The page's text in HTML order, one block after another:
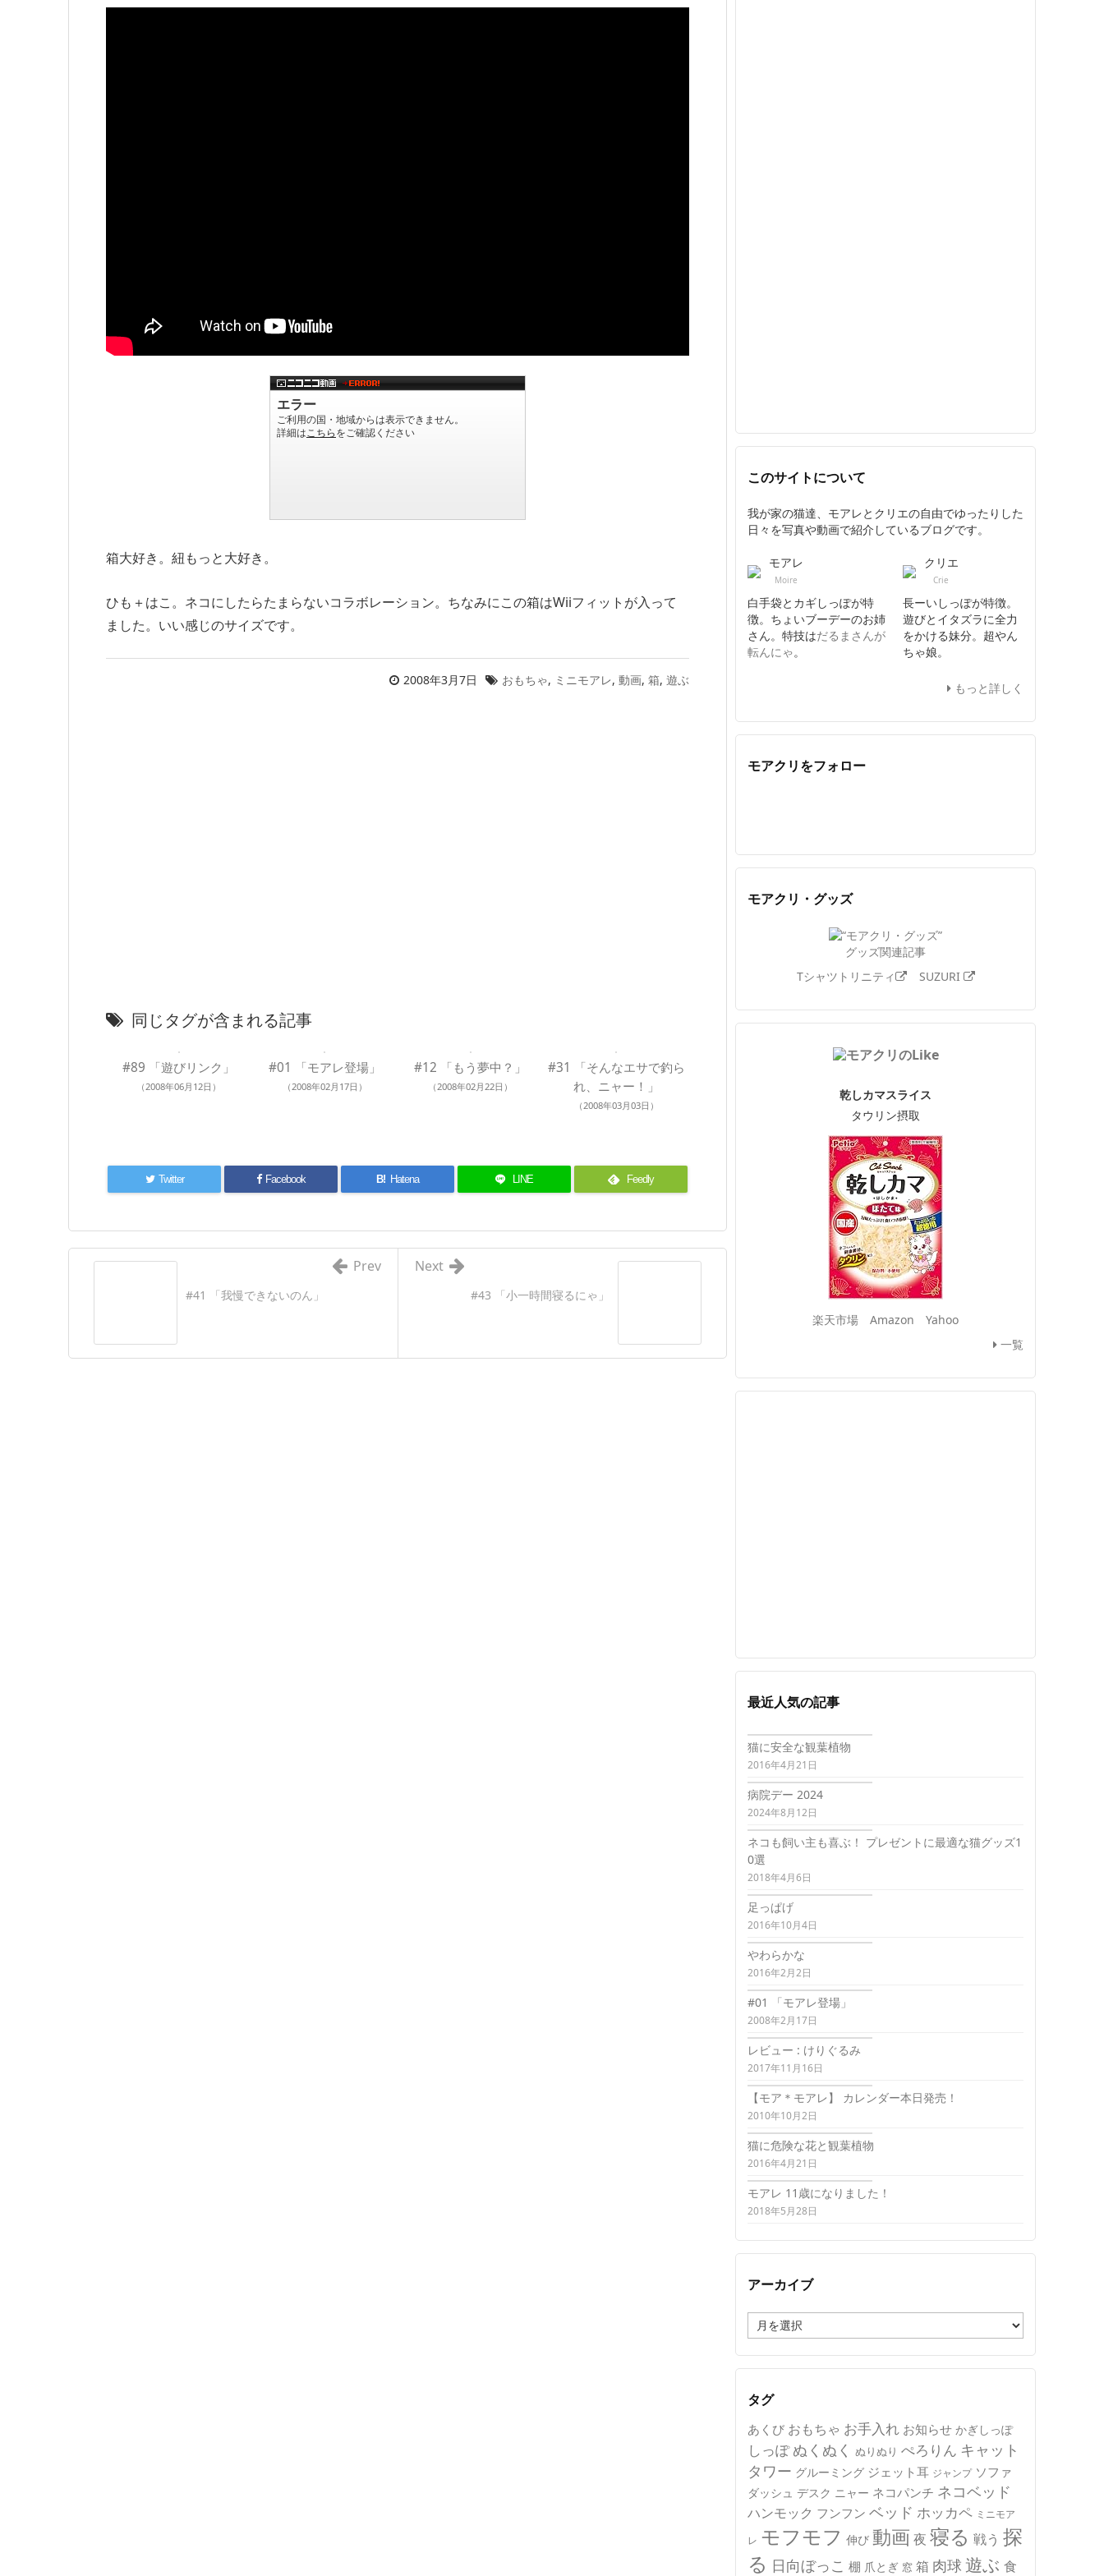
箱大好き。紐もっと大好き。
ひも＋はこ。ネコにしたらたまらないコラボレーション。ちなみにこの箱はWiiフィットが入って
ました。いい感じのサイズです。
2008年3月7日 おもちゃ, ミニモアレ, 動画, 箱, 遊ぶ
同じタグが含まれる記事
#89 「遊びリンク」
（2008年06月12日）
#01 「モアレ登場」
（2008年02月17日）
#12 「もう夢中？」
（2008年02月22日）
#31 「そんなエサで釣ら
れ、ニャー！」
（2008年03月03日）
Twitter Facebook B! Hatena LINE Feedly
#43 「小一時間寝るにゃ」
Next
#41 「我慢できないのん」
Prev
このサイトについて
我が家の猫達、モアレとクリエの自由でゆったりした
日々を写真や動画で紹介しているブログです。
モアレ
Moire
白手袋とカギしっぽが特
徴。ちょいブーデーのお姉
さん。特技はだるまさんが
転んにゃ。
クリエ
Crie
長ーいしっぽが特徴。
遊びとイタズラに全力
をかける妹分。超やん
ちゃ娘。
もっと詳しく
モアクリをフォロー
モアクリ・グッズ
グッズ関連記事
Tシャツトリニティ
SUZURI
乾しカマスライス
タウリン摂取
楽天市場 Amazon
Yahoo
一覧
最近人気の記事
猫に安全な観葉植物
2016年4月21日
病院デー 2024
2024年8月12日
ネコも飼い主も喜ぶ！ プレゼントに最適な猫グッズ1
0選
2018年4月6日
足っぱげ
2016年10月4日
やわらかな
2016年2月2日
#01 「モアレ登場」
2008年2月17日
レビュー : けりぐるみ
2017年11月16日
【モア＊モアレ】 カレンダー本日発売！
2010年10月2日
猫に危険な花と観葉植物
2016年4月21日
モアレ 11歳になりました！
2018年5月28日
アーカイブ
ー
カ
イ
タグ
あくび おもちゃ お手入れ お知らせ かぎしっぽ
しっぽ ぬくぬく ぬりぬり ぺろりん キャット
タワー グルーミング ジェット耳 ジャンプ ソファ
ダッシュ デスク ニャー ネコパンチ ネコベッド
ハンモック フンフン ベッド ホッカペ ミニモア
レ モフモフ 伸び 動画 夜 寝る 戦う 探
る 日向ぼっこ 棚 爪とぎ 窓 箱 肉球 遊ぶ 食